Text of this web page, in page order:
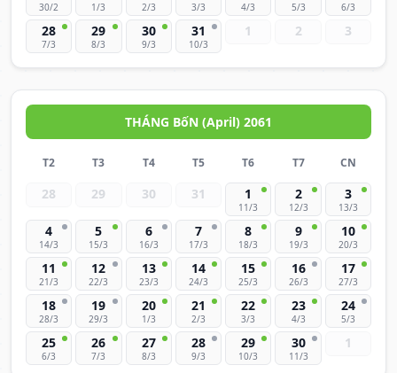
30/2 1/3 2/3 3/3 4/3 5/3 6/3
28
7/3
29
8/3
30
9/3
31
10/3
1 2 3
THÁNG BốN (April) 2061
T2 T3 T4 T5 T6 T7 CN
28 29 30 31 1
11/3
2
12/3
3
13/3
4
14/3
5
15/3
6
16/3
7
17/3
8
18/3
9
19/3
10
20/3
11
21/3
12
22/3
13
23/3
14
24/3
15
25/3
16
26/3
17
27/3
18
28/3
19
29/3
20
1/3
21
2/3
22
3/3
23
4/3
24
5/3
25
6/3
26
7/3
27
8/3
28
9/3
29
10/3
30
11/3
1